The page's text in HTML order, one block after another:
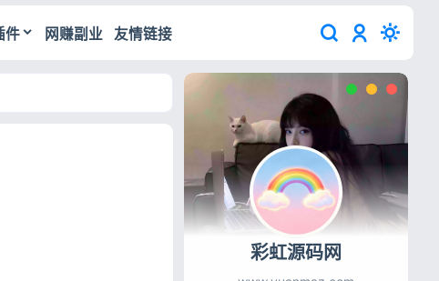
件 网赚副业 友情链接
彩虹源码网